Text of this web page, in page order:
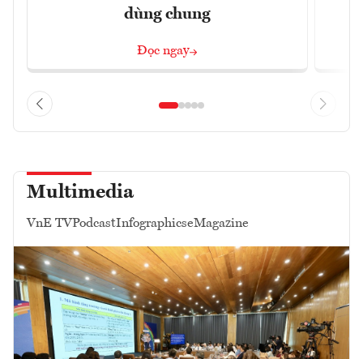
dùng chung
Đọc ngay
Multimedia
VnE TVPodcastInfographicseMagazine